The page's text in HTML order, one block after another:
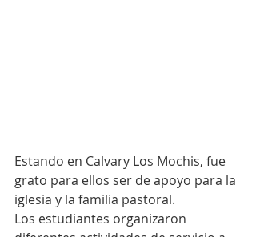
Estando en Calvary Los Mochis, fue
grato para ellos ser de apoyo para la
iglesia y la familia pastoral.
Los estudiantes organizaron